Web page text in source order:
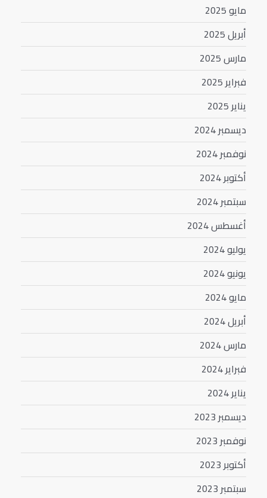
مايو 2025
أبريل 2025
مارس 2025
فبراير 2025
يناير 2025
ديسمبر 2024
نوفمبر 2024
أكتوبر 2024
سبتمبر 2024
أغسطس 2024
يوليو 2024
يونيو 2024
مايو 2024
أبريل 2024
مارس 2024
فبراير 2024
يناير 2024
ديسمبر 2023
نوفمبر 2023
أكتوبر 2023
سبتمبر 2023